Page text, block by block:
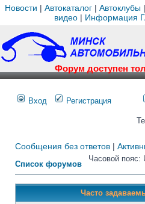
Новости | Автокаталог | Автоклубы |
видео| Информация
Форум доступен
Вход Регистрация
Сообщения без ответов |
Список форумов
Часовой пояс:
Часто